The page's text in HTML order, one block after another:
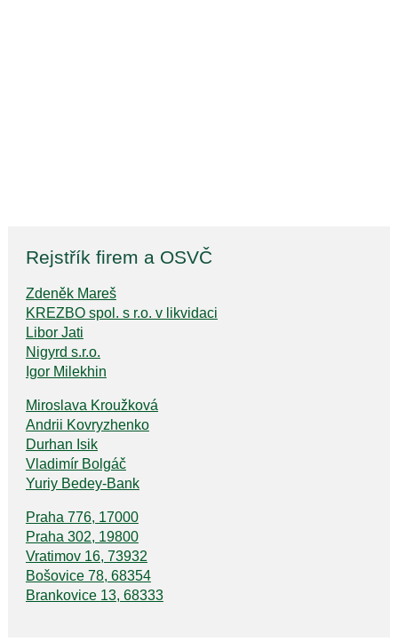
Rejstřík firem a OSVČ
Zdeněk Mareš
KREZBO spol. s r.o. v likvidaci
Libor Jati
Nigyrd s.r.o.
Igor Milekhin
Miroslava Kroužková
Andrii Kovryzhenko
Durhan Isik
Vladimír Bolgáč
Yuriy Bedey-Bank
Praha 776, 17000
Praha 302, 19800
Vratimov 16, 73932
Bošovice 78, 68354
Brankovice 13, 68333